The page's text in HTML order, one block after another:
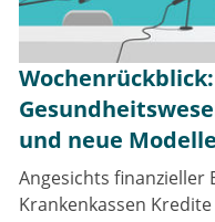
und neue Modelle
Angesichts finanzieller
Krankenkassen